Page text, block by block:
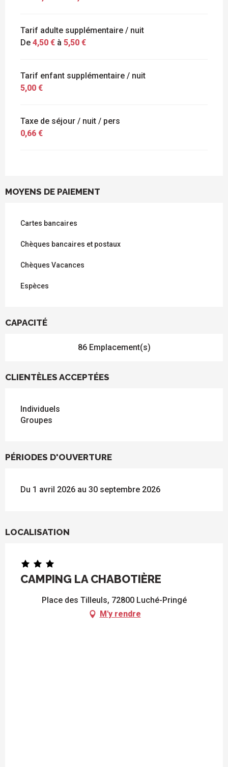
Tarif adulte supplémentaire / nuit
De 4,50 € à 5,50 €
Tarif enfant supplémentaire / nuit
5,00 €
Taxe de séjour / nuit / pers
0,66 €
MOYENS DE PAIEMENT
Cartes bancaires
Chèques bancaires et postaux
Chèques Vacances
Espèces
CAPACITÉ
86 Emplacement(s)
CLIENTÈLES ACCEPTÉES
Individuels
Groupes
PÉRIODES D'OUVERTURE
Du 1 avril 2026 au 30 septembre 2026
LOCALISATION
CAMPING LA CHABOTIÈRE
Place des Tilleuls, 72800 Luché-Pringé
M'y rendre